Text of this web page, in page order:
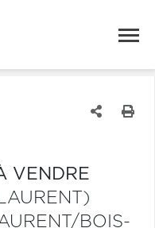
VENDRE
BOIS-